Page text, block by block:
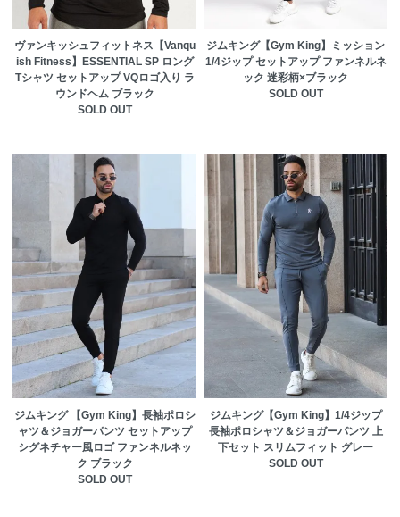
ヴァンキッシュフィットネス【Vanqu
ish Fitness】ESSENTIAL SP ロング
Tシャツ セットアップ VQロゴ入り ラ
ウンドヘム ブラック
SOLD OUT
ジムキング【Gym King】ミッション
1/4ジップ セットアップ ファンネルネ
ック 迷彩柄×ブラック
SOLD OUT
ジムキング 【Gym King】長袖ポロシ
ャツ＆ジョガーパンツ セットアップ
シグネチャー風ロゴ ファンネルネッ
ク ブラック
SOLD OUT
ジムキング【Gym King】1/4ジップ
長袖ポロシャツ＆ジョガーパンツ 上
下セット スリムフィット グレー
SOLD OUT